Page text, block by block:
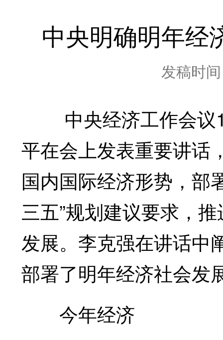
中央明确明年经
发稿时
中央经济工作会议
平在会上发表重要讲话
国内国际经济形势，部
三五”规划建议要求，
发展。李克强在讲话中
部署了明年经济社会发
今年经济